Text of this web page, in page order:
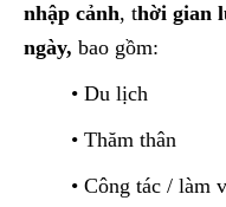
nhập cảnh, thời gian
ngày, bao gồm:
• Du lịch
• Thăm thân
• Công tác / làm